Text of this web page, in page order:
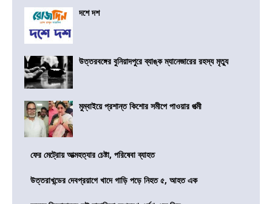
দশে দশ
উত্তরবঙ্গের বুনিয়াদপুরে ব্যাঙ্ক ম্যানেজারের রহস্য মৃত্যু
মুম্বাইয়ে প্রশান্ত কিশোর সমীপে পাওয়ার পত্মী
ফের মেট্রোয় আত্মহত্যার চেষ্টা, পরিষেবা ব্যাহত
উত্তরাখন্ডের দেবপ্রয়াগে খাদে গাড়ি পড়ে নিহত ৫, আহত এক